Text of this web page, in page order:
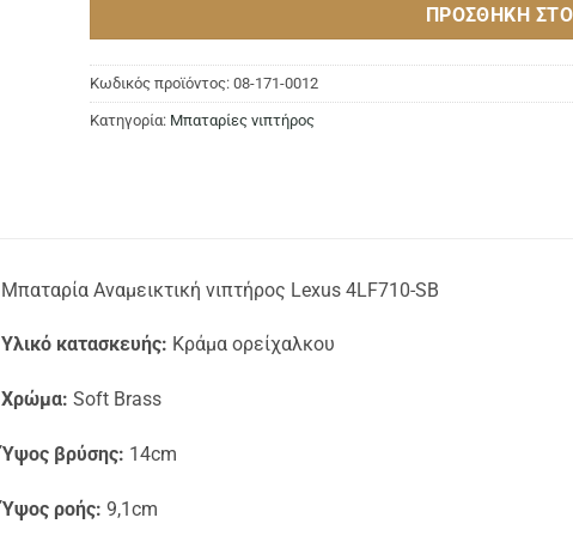
ΠΡΟΣΘΉΚΗ ΣΤΟ
Κωδικός προϊόντος: 08-171-0012
Κατηγορία: Μπαταρίες νιπτήρος
Μπαταρία Αναμεικτική νιπτήρος Lexus 4LF710-SB
Υλικό κατασκευής: Κράμα ορείχαλκου
Χρώμα: Soft Brass
Ύψος βρύσης: 14cm
Ύψος ροής: 9,1cm